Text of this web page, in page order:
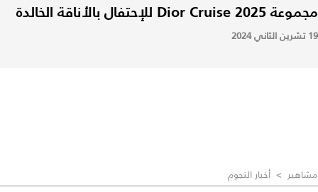
مجموعة Dior Cruise 2025 للإحتفال بالأناقة الخالدة
19 تشرين الثاني 2024
مشاهير > أخبار النجوم